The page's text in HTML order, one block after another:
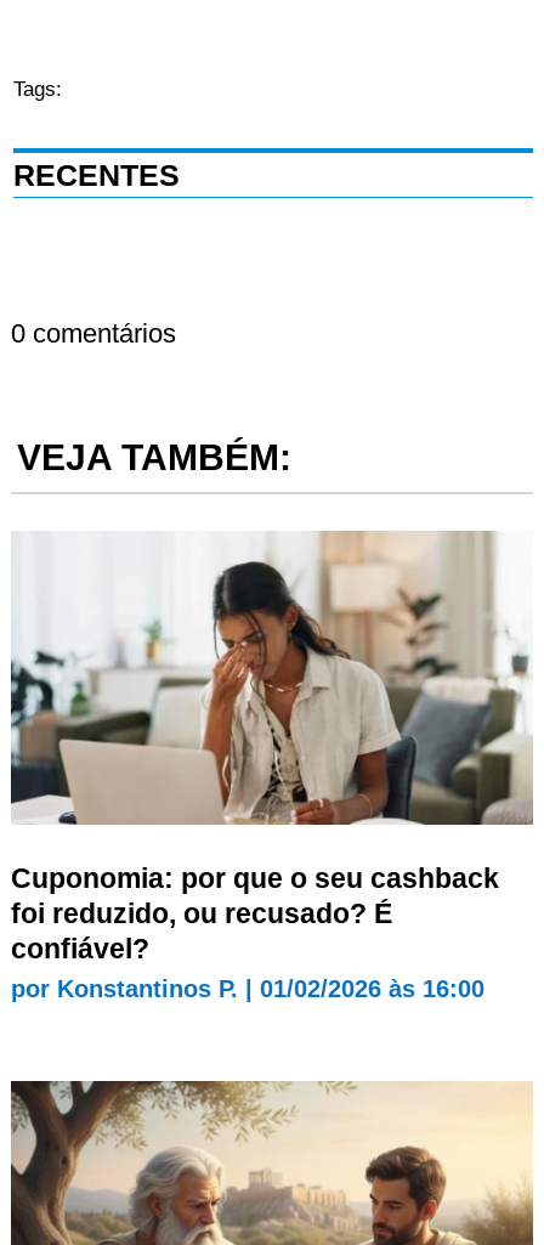
Tags:
RECENTES
0 comentários
VEJA TAMBÉM:
Cuponomia: por que o seu cashback
foi reduzido, ou recusado? É
confiável?
por Konstantinos P. 01/02/2026 às 16:00